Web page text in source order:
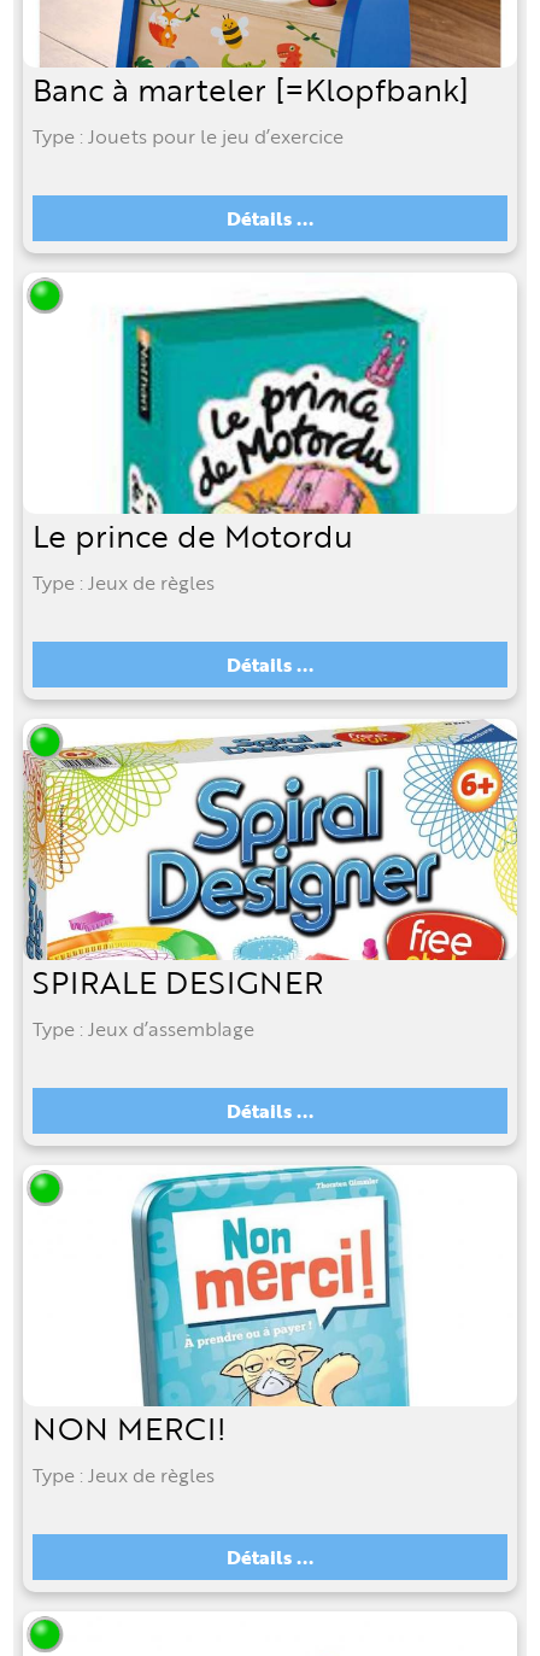
Banc à marteler [=Klopfbank]
Type : Jouets pour le jeu d’exercice
Détails ...
Le prince de Motordu
Type : Jeux de règles
Détails ...
SPIRALE DESIGNER
Type : Jeux d’assemblage
Détails ...
NON MERCI!
Type : Jeux de règles
Détails ...